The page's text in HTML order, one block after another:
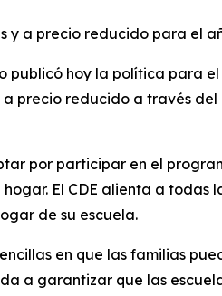
a precio reducido para el
publicó hoy la política para
precio reducido a través
por participar en el
El CDE alienta a
de su escuela.
en que las familias
a garantizar que las